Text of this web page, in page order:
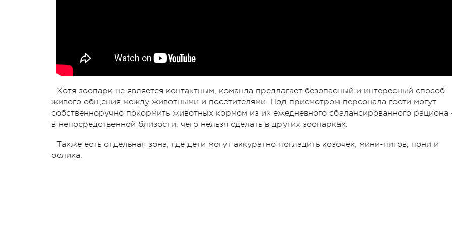
Хотя зоопарк не является контактным, команда предлагает безопасный и интересный способ
живого общения между животными и посетителями. Под присмотром персонала гости могут
собственноручно покормить животных кормом из их ежедневного сбалансированного
в непосредственной близости, чего нельзя сделать в других зоопарках.
Также есть отдельная зона, где дети могут аккуратно погладить козочек, мини-пигов, пони и
ослика.